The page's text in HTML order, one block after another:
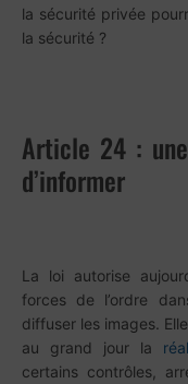
la sécurité privée
la sécurité ?
Article 24 :
d’informer
La loi autorise
forces de l’ordre
diffuser les images.
au grand jour la
certains contrôles,